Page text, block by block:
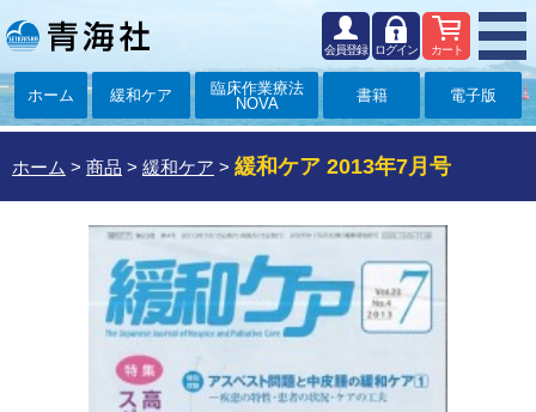
カート
ログイン
会員登録
ホーム 緩和ケア
臨床作業療法
NOVA
書籍 電子版
ホーム > 商品 > 緩和ケア > 緩和ケア 2013年7月号